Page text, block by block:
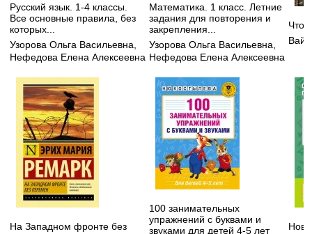
Русский язык. 1-4 классы.
Все основные правила, без
которых...
Узорова Ольга Васильевна
Нефедова Елена Алексеевна
Математика. 1 класс. Летние
задания для повторения и
закрепления...
Узорова Ольга Васильевна
Нефедова Елена Алексеевна
Что
На Западном фронте без
100 занимательных
упражнений с буквами и
звуками для детей 4-5 лет